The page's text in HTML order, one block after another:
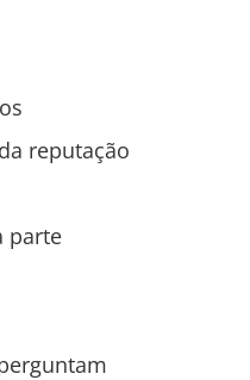
reputação
parte